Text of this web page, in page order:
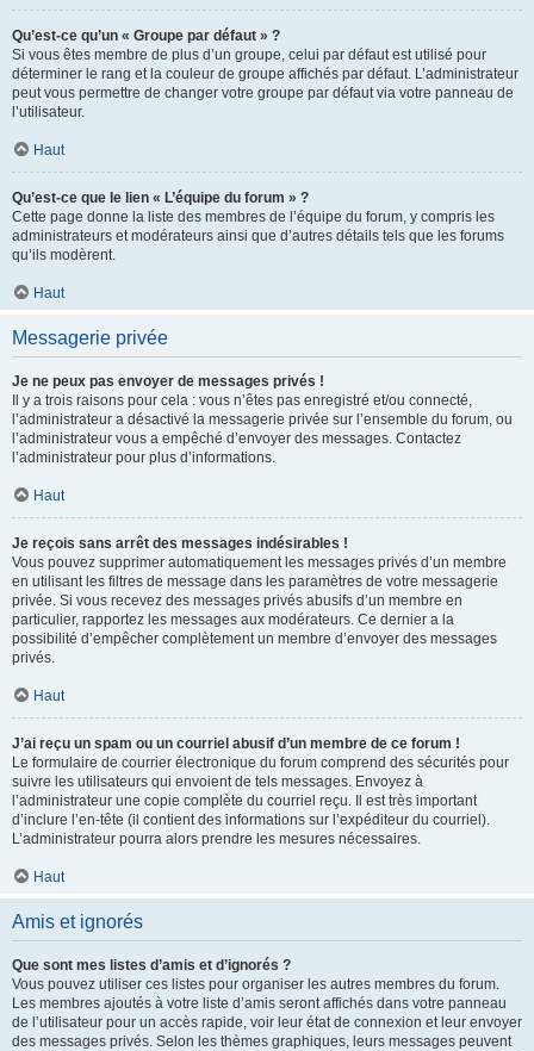
Qu’est-ce qu’un « Groupe par défaut » ?
Si vous êtes membre de plus d’un groupe, celui par défaut est utilisé pour
déterminer le rang et la couleur de groupe affichés par défaut. L’administrateur
peut vous permettre de changer votre groupe par défaut via votre panneau de
l’utilisateur.
Haut
Qu’est-ce que le lien « L’équipe du forum » ?
Cette page donne la liste des membres de l’équipe du forum, y compris les
administrateurs et modérateurs ainsi que d’autres détails tels que les forums
qu’ils modèrent.
Haut
Messagerie privée
Je ne peux pas envoyer de messages privés !
Il y a trois raisons pour cela : vous n’êtes pas enregistré et/ou connecté,
l’administrateur a désactivé la messagerie privée sur l’ensemble du forum, ou
l’administrateur vous a empêché d’envoyer des messages. Contactez
l’administrateur pour plus d’informations.
Haut
Je reçois sans arrêt des messages indésirables !
Vous pouvez supprimer automatiquement les messages privés d’un membre
en utilisant les filtres de message dans les paramètres de votre messagerie
privée. Si vous recevez des messages privés abusifs d’un membre en
particulier, rapportez les messages aux modérateurs. Ce dernier a la
possibilité d’empêcher complètement un membre d’envoyer des messages
privés.
Haut
J’ai reçu un spam ou un courriel abusif d’un membre de ce forum !
Le formulaire de courrier électronique du forum comprend des sécurités pour
suivre les utilisateurs qui envoient de tels messages. Envoyez à
l’administrateur une copie complète du courriel reçu. Il est très important
d’inclure l’en-tête (il contient des informations sur l’expéditeur du courriel).
L’administrateur pourra alors prendre les mesures nécessaires.
Haut
Amis et ignorés
Que sont mes listes d’amis et d’ignorés ?
Vous pouvez utiliser ces listes pour organiser les autres membres du forum.
Les membres ajoutés à votre liste d’amis seront affichés dans votre panneau
de l’utilisateur pour un accès rapide, voir leur état de connexion et leur envoyer
des messages privés. Selon les thèmes graphiques, leurs messages peuvent